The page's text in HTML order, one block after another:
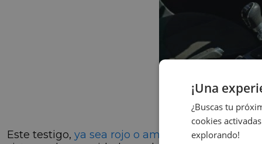
Este testigo, ya sea rojo o amarillo
, muestra un
¡Una
¿Buscas tu
cookies
explorando!